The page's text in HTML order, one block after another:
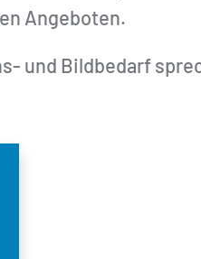
Angeboten.
und Bildbedarf